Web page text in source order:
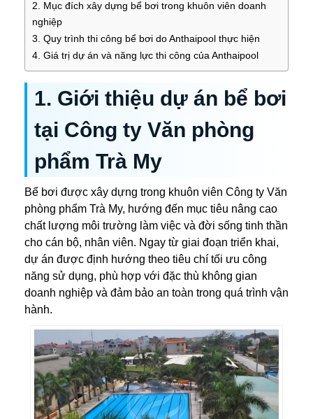
2. Mục đích xây dựng bể bơi trong khuôn viên doanh
nghiệp
3. Quy trình thi công bể bơi do Anthaipool thực hiện
4. Giá trị dự án và năng lực thi công của Anthaipool
1. Giới thiệu dự án bể bơi
tại Công ty Văn phòng
phẩm Trà My
Bể bơi được xây dựng trong khuôn viên Công ty Văn
phòng phẩm Trà My, hướng đến mục tiêu nâng cao
chất lượng môi trường làm việc và đời sống tinh thần
cho cán bộ, nhân viên. Ngay từ giai đoạn triển khai,
dự án được định hướng theo tiêu chí tối ưu công
năng sử dụng, phù hợp với đặc thù không gian
doanh nghiệp và đảm bảo an toàn trong quá trình vận
hành.